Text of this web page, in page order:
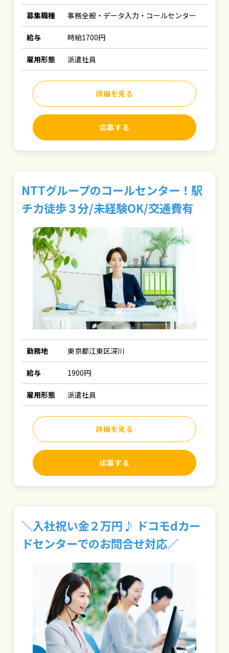
募集職種 事務全般・データ入力・コールセンター
給与 時給1700円
雇用形態 派遣社員
詳細を見る
応募する
NTTグループのコールセンター！駅
チカ徒歩３分/未経験OK/交通費有
勤務地 東京都江東区深川
給与 1900円
雇用形態 派遣社員
詳細を見る
応募する
＼入社祝い金２万円♪ ドコモdカー
ドセンターでのお問合せ対応／